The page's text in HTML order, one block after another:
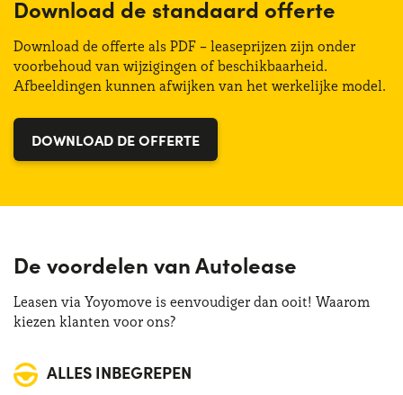
Aandrijving:Achterkant
Zitplaatsen: 5
Bagagliaio (max):1200 lt
Bagagliaio (min):510 lt
Download de standaard offerte
Download de offerte als PDF – leaseprijzen zijn onder
voorbehoud van wijzigingen of beschikbaarheid.
Afbeeldingen kunnen afwijken van het werkelijke model.
DOWNLOAD DE OFFERTE
De voordelen van Autolease
Leasen via Yoyomove is eenvoudiger dan ooit! Waarom
kiezen klanten voor ons?
ALLES INBEGREPEN